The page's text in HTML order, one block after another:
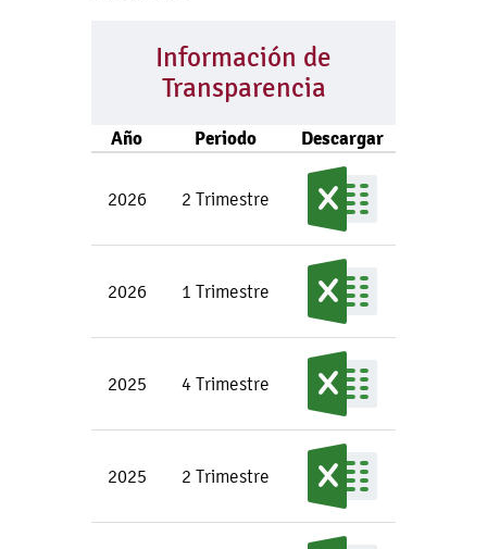
Información de
Transparencia
Año Periodo Descargar
2026 2 Trimestre
2026 1 Trimestre
2025 4 Trimestre
2025 2 Trimestre